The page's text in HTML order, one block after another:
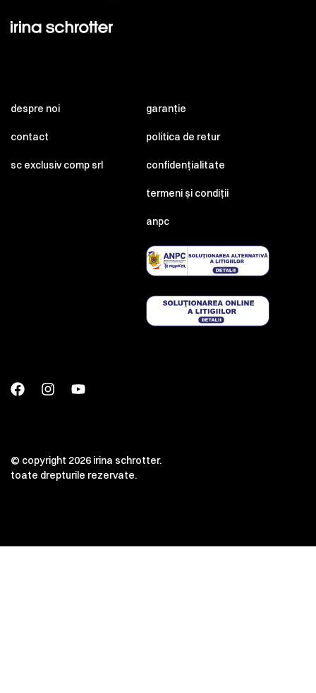
despre noi
contact
sc exclusiv comp srl
garanție
politica de retur
confidențialitate
termeni și condiții
anpc
© copyright 2026 irina schrotter.
toate drepturile rezervate.